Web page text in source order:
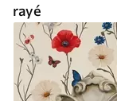
rayé